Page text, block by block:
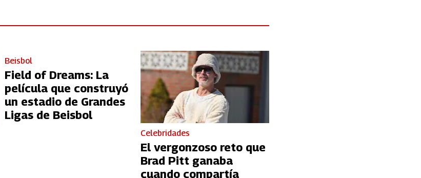
Beisbol
Field of Dreams: La
película que construyó
un estadio de Grandes
Ligas de Beisbol
Celebridades
El vergonzoso reto que
Brad Pitt ganaba
cuando compartía